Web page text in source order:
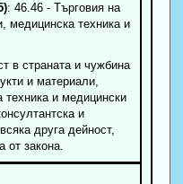
: 46.46 - Търговия на
медицинска техника и
в страната и чужбина
и материали,
техника и медицински
и
друга дейност,
от закона.